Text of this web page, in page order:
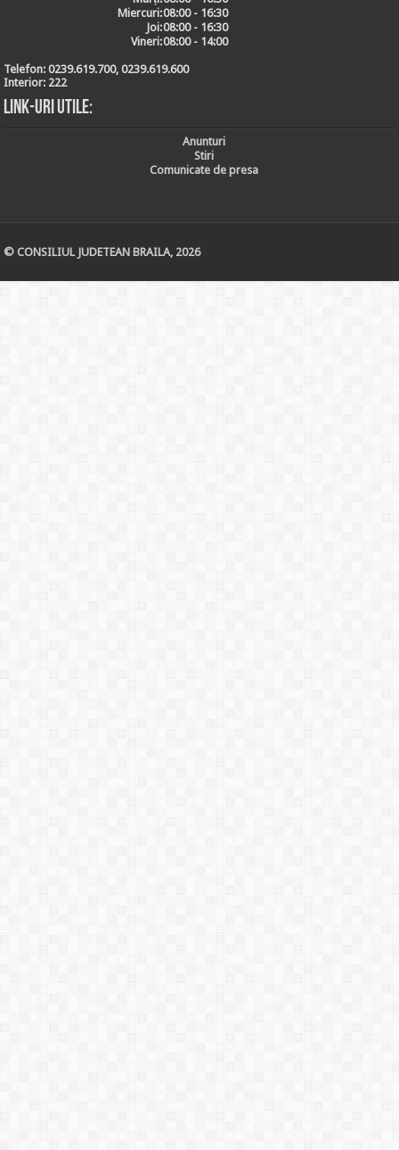
Miercuri:08:00 - 16:30
Joi:08:00 - 16:30
Vineri:08:00 - 14:00
Telefon:0239.619.700, 0239.619.600
Interior: 222
Link-uri utile:
Anunturi
Stiri
Comunicate de presa
© CONSILIUL JUDETEAN BRAILA, 2026